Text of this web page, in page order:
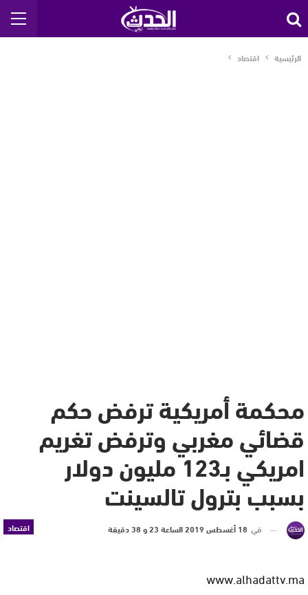
الرئيسية اقتصاد
محكمة أمريكية ترفض حكم
قضائي مغربي وترفض تغريم
امريكي بـ123 مليون دولار
بسبب بترول تالسينت
اقتصاد في 18 أغسطس 2019 الساعة 23 و 38 دقيقة
www.alhadattv.ma